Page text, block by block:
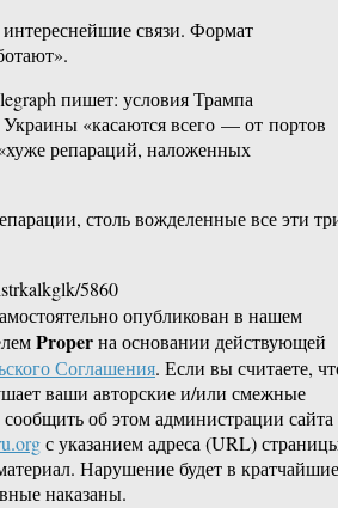
связи. Формат
пишет: условия Трампа
«касаются всего — от портов
репараций, наложенных
столь вожделенные все эти
5860
опубликован в нашем
Properна основании действующей
Соглашения. Если вы считаете,
ваши авторские и/или смежные
об этом администрации сайта
с указанием адреса (URL)
Нарушение будет в кратчайшие
наказаны.